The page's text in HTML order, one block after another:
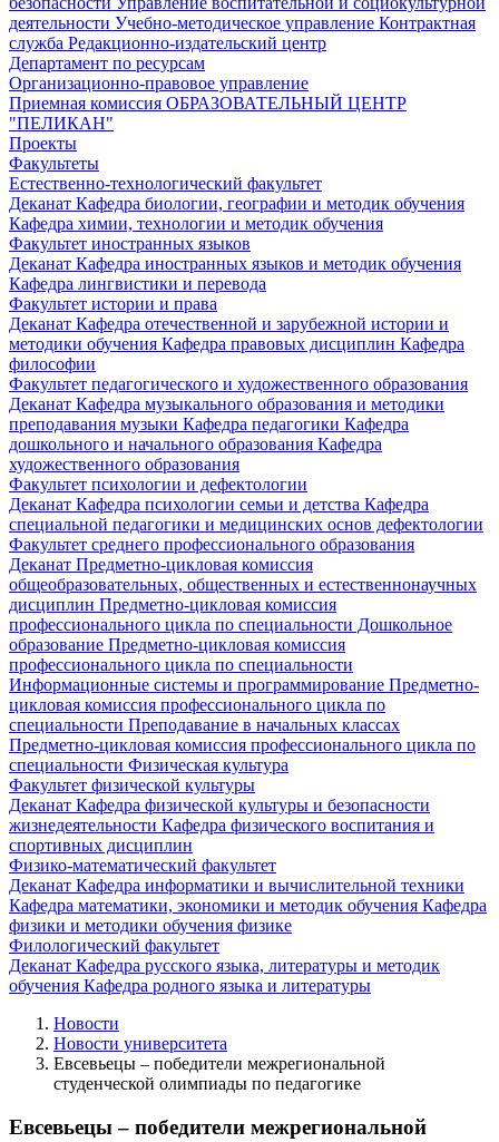
деятельности Учебно-методическое управление Контрактная
служба Редакционно-издательский центр
Департамент по ресурсам
Организационно-правовое управление
Приемная комиссия ОБРАЗОВАТЕЛЬНЫЙ ЦЕНТР
"ПЕЛИКАН"
Проекты
Факультеты
Естественно-технологический факультет
Деканат Кафедра биологии, географии и методик обучения
Кафедра химии, технологии и методик обучения
Факультет иностранных языков
Деканат Кафедра иностранных языков и методик обучения
Кафедра лингвистики и перевода
Факультет истории и права
Деканат Кафедра отечественной и зарубежной истории и
методики обучения Кафедра правовых дисциплин Кафедра
философии
Факультет педагогического и художественного образования
Деканат Кафедра музыкального образования и методики
преподавания музыки Кафедра педагогики Кафедра
дошкольного и начального образования Кафедра
художественного образования
Факультет психологии и дефектологии
Деканат Кафедра психологии семьи и детства Кафедра
специальной педагогики и медицинских основ дефектологии
Факультет среднего профессионального образования
Деканат Предметно-цикловая комиссия
общеобразовательных, общественных и естественнонаучных
дисциплин Предметно-цикловая комиссия
профессионального цикла по специальности Дошкольное
образование Предметно-цикловая комиссия
профессионального цикла по специальности
Информационные системы и программирование Предметно-
цикловая комиссия профессионального цикла по
специальности Преподавание в начальных классах
Предметно-цикловая комиссия профессионального цикла по
специальности Физическая культура
Факультет физической культуры
Деканат Кафедра физической культуры и безопасности
жизнедеятельности Кафедра физического воспитания и
спортивных дисциплин
Физико-математический факультет
Деканат Кафедра информатики и вычислительной техники
Кафедра математики, экономики и методик обучения Кафедра
физики и методики обучения физике
Филологический факультет
Деканат Кафедра русского языка, литературы и методик
обучения Кафедра родного языка и литературы
Новости
Новости университета
Евсевьецы – победители межрегиональной
студенческой олимпиады по педагогике
Евсевьецы – победители межрегиональной